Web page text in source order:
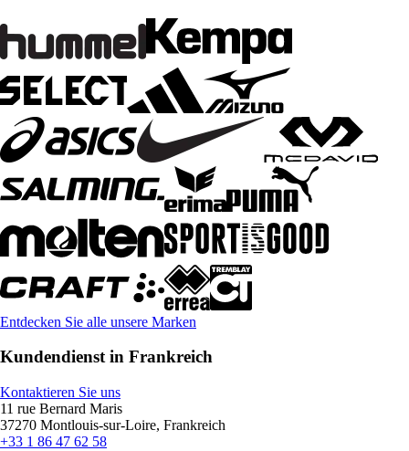
Entdecken Sie alle unsere Marken
Kundendienst in Frankreich
Kontaktieren Sie uns
11 rue Bernard Maris
37270 Montlouis-sur-Loire, Frankreich
+33 1 86 47 62 58